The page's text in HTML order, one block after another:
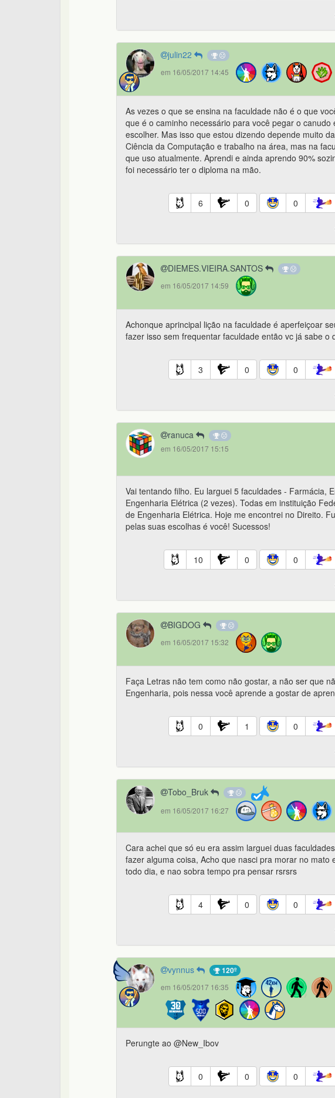
julin22
em 16/05/2017 14:45
As vezes o que se ensina na faculdade não é o que
que é o caminho necessário para você pegar o
escolher. Mas isso que estou dizendo depende muito
Ciência da Computação e trabalho na área, mas na
que uso atualmente. Aprendi e ainda aprendo 90%
foi necessário ter o diploma na mão.
6 0 0
DIEMES.VIEIRA.SANTOS
em 16/05/2017 14:59
Achonque aprincipal lição na faculdade é aperfeiçoar
fazer isso sem frequentar faculdade então vc já sabe o
3 0 0
ranuca
em 16/05/2017 15:15
Vai tentando filho. Eu larguei 5 faculdades - Farmácia,
Engenharia Elétrica (2 vezes). Todas em instituição
de Engenharia Elétrica. Hoje me encontrei no Direito.
pelas suas escolhas é você! Sucessos!
10 0 0
BIGDOG
em 16/05/2017 15:32
Faça Letras não tem como não gostar, a não ser que
Engenharia, pois nessa você aprende a gostar de
0 1 0
Tobo_Bruk
em 16/05/2017 16:27
Cara achei que só eu era assim larguei duas
fazer alguma coisa, Acho que nasci pra morar no mato
todo dia, e nao sobra tempo pra pensar rsrsrs
4 0 0
vynnus 120º
em 16/05/2017 16:35
Perungte ao @New_Ibov
0 0 0